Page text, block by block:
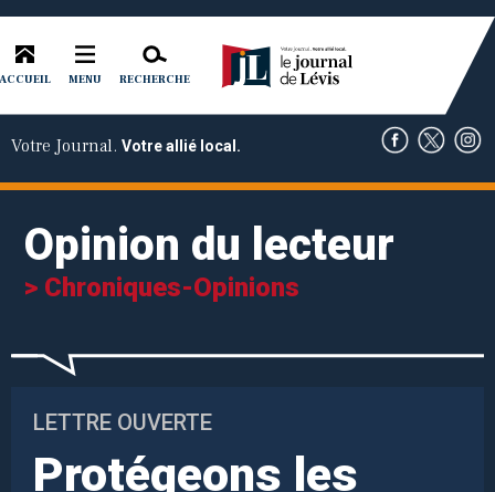
ACCUEIL MENU RECHERCHE
Votre Journal. Votre allié local.
Opinion du lecteur
> Chroniques-Opinions
LETTRE OUVERTE
Protégeons les